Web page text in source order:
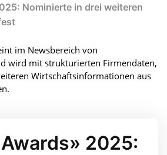
Nominierte in drei weiteren
im Newsbereich von
wird mit strukturierten Firmendaten,
Wirtschaftsinformationen aus
2025: